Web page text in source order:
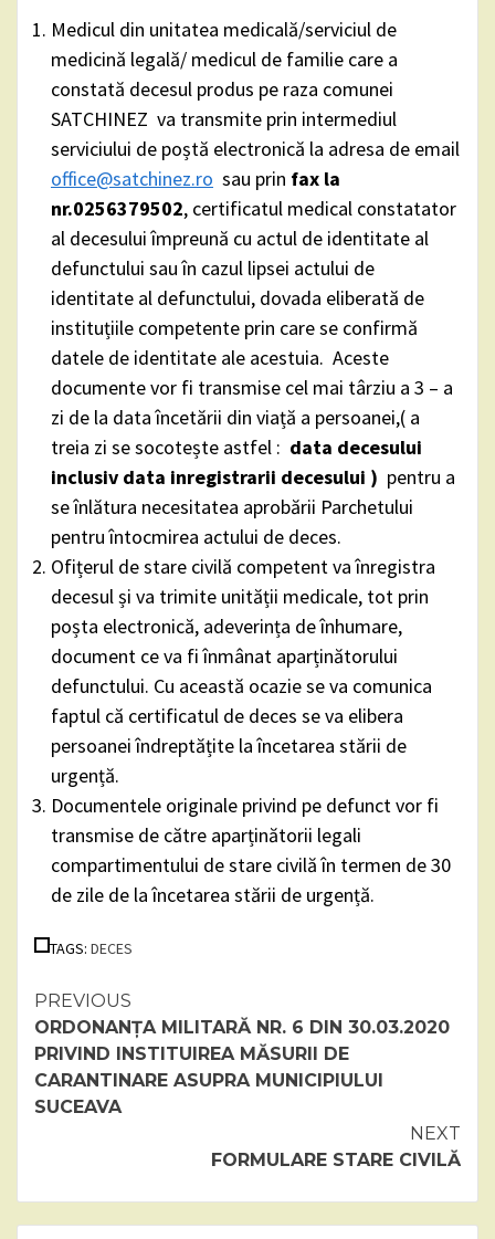
Medicul din unitatea medicală/serviciul de
medicină legală/ medicul de familie care a
constată decesul produs pe raza comunei
SATCHINEZ va transmite prin intermediul
serviciului de poștă electronică la adresa de email
office@satchinez.ro sau prin fax la
nr.0256379502, certificatul medical constatator
al decesului împreună cu actul de identitate al
defunctului sau în cazul lipsei actului de
identitate al defunctului, dovada eliberată de
instituțiile competente prin care se confirmă
datele de identitate ale acestuia. Aceste
documente vor fi transmise cel mai târziu a 3 – a
zi de la data încetării din viață a persoanei,( a
treia zi se socotește astfel : data decesului
inclusiv data inregistrarii decesului ) pentru a
se înlătura necesitatea aprobării Parchetului
pentru întocmirea actului de deces.
Ofițerul de stare civilă competent va înregistra
decesul și va trimite unității medicale, tot prin
poșta electronică, adeverința de înhumare,
document ce va fi înmânat aparținătorului
defunctului. Cu această ocazie se va comunica
faptul că certificatul de deces se va elibera
persoanei îndreptățite la încetarea stării de
urgență.
Documentele originale privind pe defunct vor fi
transmise de către aparținătorii legali
compartimentului de stare civilă în termen de 30
de zile de la încetarea stării de urgență.
TAGS: DECES
Continue
Reading
PREVIOUS
ORDONANȚA MILITARĂ NR. 6 DIN 30.03.2020
PRIVIND INSTITUIREA MĂSURII DE
CARANTINARE ASUPRA MUNICIPIULUI
SUCEAVA
NEXT
FORMULARE STARE CIVILĂ